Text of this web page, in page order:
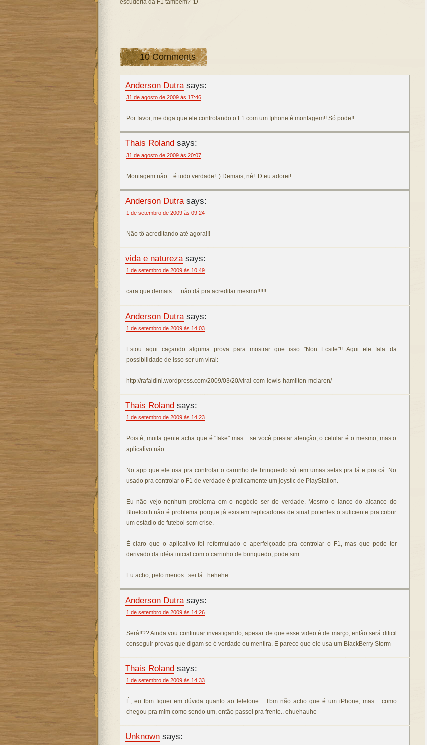
escuderia da F1 também? :D
10 Comments
Anderson Dutrasays:
31 de agosto de 2009 às 17:46
Por favor, me diga que ele controlando o F1 com um Iphone é montagem!! Só pode!!
Thais Rolandsays:
31 de agosto de 2009 às 20:07
Montagem não... é tudo verdade! :) Demais, né! :D eu adorei!
Anderson Dutrasays:
1 de setembro de 2009 às 09:24
Não tô acreditando até agora!!!
vida e naturezasays:
1 de setembro de 2009 às 10:49
cara que demais......não dá pra acreditar mesmo!!!!!!
Anderson Dutrasays:
1 de setembro de 2009 às 14:03
Estou aqui caçando alguma prova para mostrar que isso "Non Ecsite"!! Aqui ele fala da
possibilidade de isso ser um viral:
http://rafaldini.wordpress.com/2009/03/20/viral-com-lewis-hamilton-mclaren/
Thais Rolandsays:
1 de setembro de 2009 às 14:23
Pois é, muita gente acha que é "fake" mas... se você prestar atenção, o celular é o mesmo, mas o
aplicativo não.
No app que ele usa pra controlar o carrinho de brinquedo só tem umas setas pra lá e pra cá. No
usado pra controlar o F1 de verdade é praticamente um joystic de PlayStation.
Eu não vejo nenhum problema em o negócio ser de verdade. Mesmo o lance do alcance do
Bluetooth não é problema porque já existem replicadores de sinal potentes o suficiente pra cobrir
um estádio de futebol sem crise.
É claro que o aplicativo foi reformulado e aperfeiçoado pra controlar o F1, mas que pode ter
derivado da idéia inicial com o carrinho de brinquedo, pode sim...
Eu acho, pelo menos.. sei lá.. hehehe
Anderson Dutrasays:
1 de setembro de 2009 às 14:26
Será!!?? Ainda vou continuar investigando, apesar de que esse video é de março, então será dificil
conseguir provas que digam se é verdade ou mentira. E parece que ele usa um BlackBerry Storm
Thais Rolandsays:
1 de setembro de 2009 às 14:33
É, eu tbm fiquei em dúvida quanto ao telefone... Tbm não acho que é um iPhone, mas... como
chegou pra mim como sendo um, então passei pra frente.. ehuehauhe
Unknownsays: